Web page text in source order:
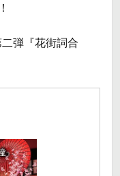
弾『花街詞合